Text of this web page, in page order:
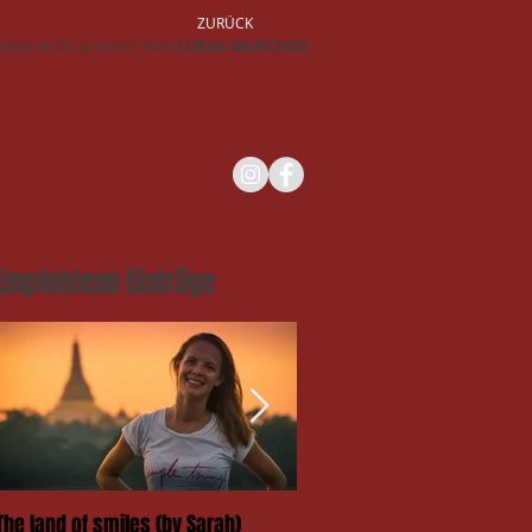
& SHOP VON LUKAS MARCHESI
ZURÜCK
Einträge
land of smiles (by Sarah)